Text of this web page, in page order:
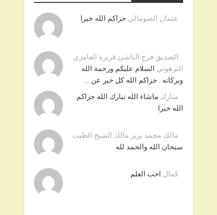
عثمان الصومالي جزاكم الله خيرا
الصديق فرج الناشئ قريرة العامري
الترهوني السلام عليكم ورحمة الله
وبركاته . جزاكم الله كل خير عن …
مبارك ماشاء الله تبارك الله جزاكم
الله خيرا
مالك محمد برير مالك الشيخ الطيب
سبحان الله والحمد لله
كمال احب العلم